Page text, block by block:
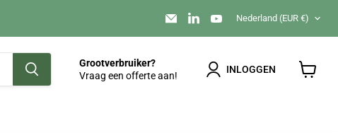
Email
foamboarden.nl
Vind
ons
op
Vind
ons
op
Land
Nederland (EUR €)
Grootverbruiker?
Vraag een offerte aan!
INLOGGEN